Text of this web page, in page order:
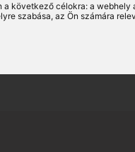
a következő célokra:a webhely
szabása,az Ön számára